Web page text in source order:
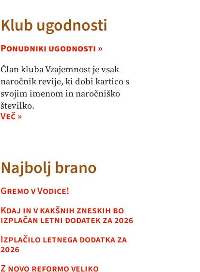
Klub ugodnosti
Ponudniki ugodnosti »
Član kluba Vzajemnost je vsak
naročnik revije, ki dobi kartico s
svojim imenom in naročniško
številko.
Več »
Najbolj brano
Gremo v Vodice!
Kdaj in v kakšnih zneskih bo
izplačan letni dodatek za 2026
Izplačilo letnega dodatka za
2026
Z novo reformo veliko